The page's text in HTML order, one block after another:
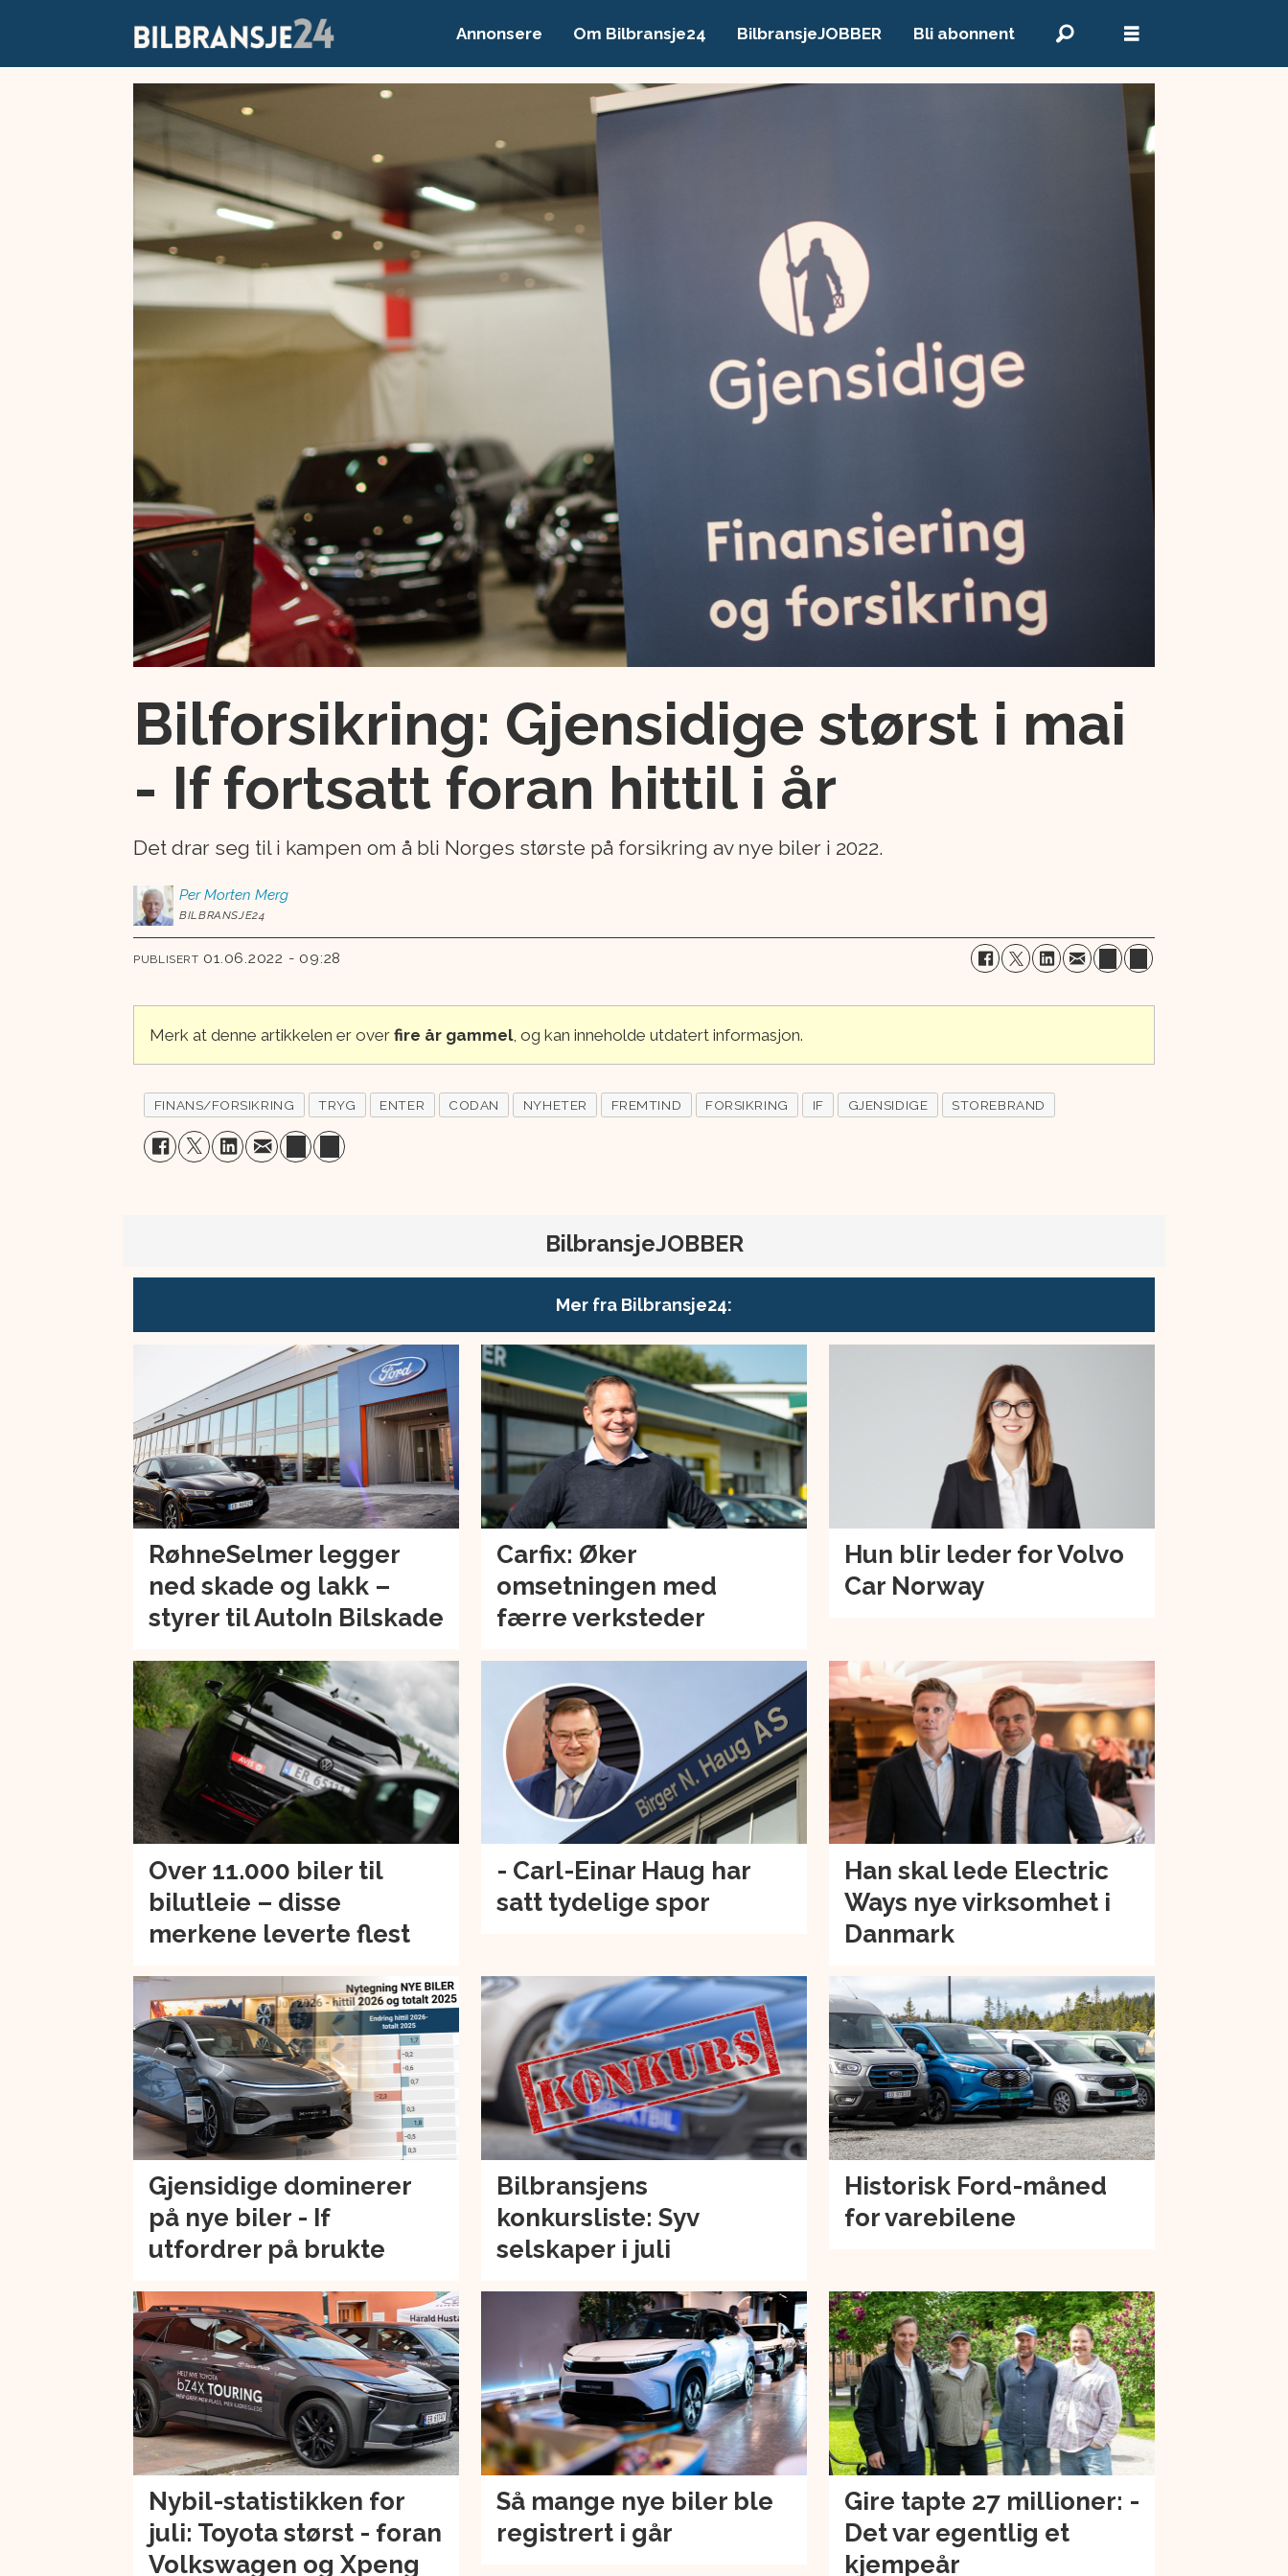
Annonsere Om Bilbransje24 BilbransjeJOBBER Bli abonnent
Bilforsikring: Gjensidige størst i mai
- If fortsatt foran hittil i år
Det drar seg til i kampen om å bli Norges største på forsikring av nye biler i 2022.
Per Morten Merg
BILBRANSJE24
PUBLISERT 01.06.2022 - 09:28
Merk at denne artikkelen er overfire år gammel, og kan inneholde utdatert informasjon.
FINANS/FORSIKRING TRYG ENTER CODAN NYHETER FREMTIND FORSIKRING IF GJENSIDIGE STOREBRAND
BilbransjeJOBBER
Mer fra Bilbransje24:
RøhneSelmer legger
ned skade og lakk –
styrer til AutoIn Bilskade
Carfix: Øker
omsetningen med
færre verksteder
Hun blir leder for Volvo
Car Norway
Over 11.000 biler til
bilutleie – disse
merkene leverte flest
- Carl-Einar Haug har
satt tydelige spor
Han skal lede Electric
Ways nye virksomhet i
Danmark
Gjensidige dominerer
på nye biler - If
utfordrer på brukte
Bilbransjens
konkursliste: Syv
selskaper i juli
Historisk Ford-måned
for varebilene
Nybil-statistikken for
juli: Toyota størst - foran
Volkswagen og Xpeng
Så mange nye biler ble
registrert i går
Gire tapte 27 millioner: -
Det var egentlig et
kjempeår